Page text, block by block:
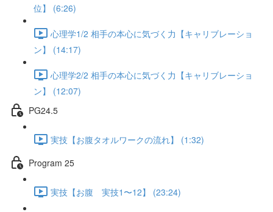
位】 (6:26)
心理学1/2 相手の本心に気づく力【キャリブレーショ
ン】 (14:17)
心理学2/2 相手の本心に気づく力【キャリブレーショ
ン】 (12:07)
PG24.5
実技【お腹タオルワークの流れ】 (1:32)
Program 25
実技【お腹 実技1〜12】 (23:24)